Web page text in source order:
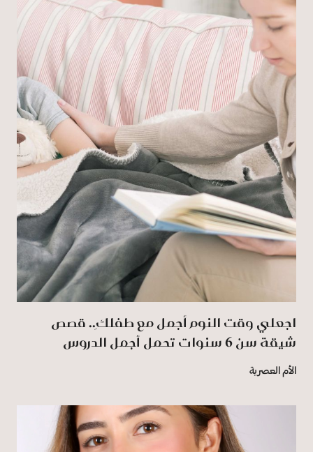
اجعلي وقت النوم أجمل مع طفلكِ.. قصص
شيقة سن 6 سنوات تحمل أجمل الدروس
الأم العصرية